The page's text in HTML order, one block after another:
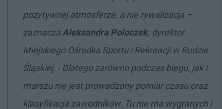
pozytywnej atmosferze, a nie rywalizacja –
zaznacza Aleksandra Poloczek, dyrektor
Miejskiego Ośrodka Sportu i Rekreacji w Rudzie
Śląskiej. - Dlatego zarówno podczas biegu, jak i
marszu nie jest prowadzony pomiar czasu oraz
klasyfikacja zawodników. Tu nie ma wygranych i